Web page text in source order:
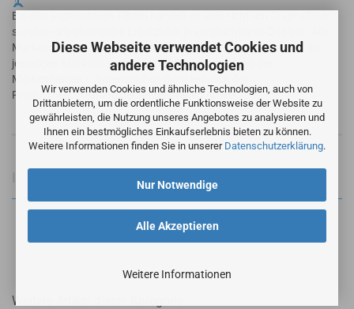
Diese Webseite verwendet Cookies und
andere Technologien
Wir verwenden Cookies und ähnliche Technologien, auch von
Drittanbietern, um die ordentliche Funktionsweise der Website zu
gewährleisten, die Nutzung unseres Angebotes zu analysieren und
Ihnen ein bestmögliches Einkaufserlebnis bieten zu können.
Weitere Informationen finden Sie in unserer Datenschutzerklärung.
Alle Akzeptieren
Nur Notwendige
Weitere Informationen
Bei den angebotenen Filtern handelt es sich nicht um Originalfilter
sondern um alternative Ersatzfilter in vergleichbarer Qualität. Alle
Markennamen und geschützte Warenzeichen sind Eigentum der
jeweiligen Markennameninhaber. Die Verwendung der
Markennamen / Warenzeichen dient lediglich der
Produktbeschreibung der angebotenen Artikel.
Informationen zur Produktsicherheit
Weitere Artikel dieser Kategorie